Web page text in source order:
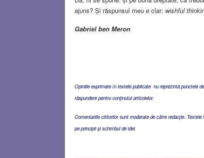
ajuns? Și răspunsul meu e clar: wishful
Gabriel ben Meron
Opiniile exprimate în textele publicate nu reprezintă punctele
răspundere pentru conţinutul articolelor.
Comentariile cititorilor sunt moderate de către redacţie.
pe principii şi schimbul de idei.